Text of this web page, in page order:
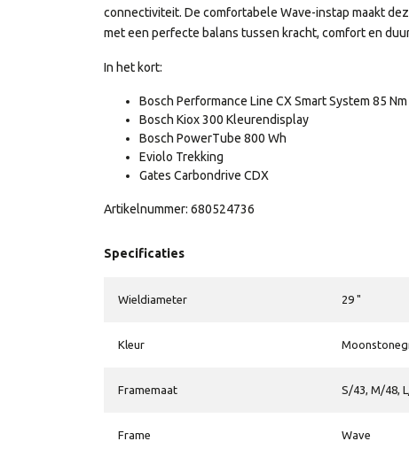
connectiviteit. De comfortabele Wave-instap maakt
met een perfecte balans tussen kracht, comfort en
In het kort:
Bosch Performance Line CX Smart System 85 Nm
Bosch Kiox 300 Kleurendisplay
Bosch PowerTube 800 Wh
Eviolo Trekking
Gates Carbondrive CDX
Artikelnummer: 680524736
Specificaties
Wieldiameter 29 "
Kleur
Framemaat S/43, M/48,
Frame Wave